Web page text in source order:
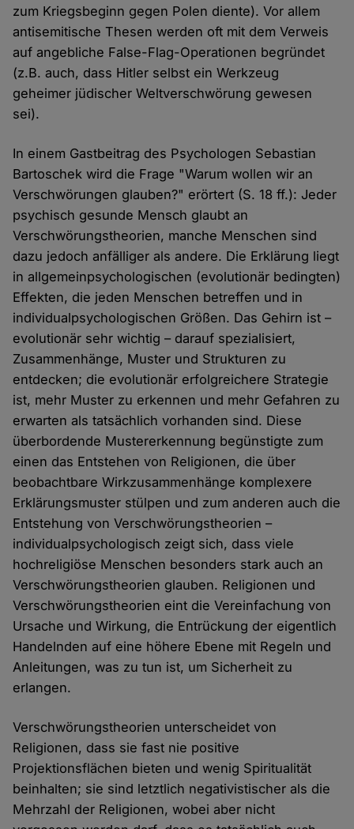
zum Kriegsbeginn gegen Polen diente). Vor allem
antisemitische Thesen werden oft mit dem Verweis
auf angebliche False-Flag-Operationen begründet
(z.B. auch, dass Hitler selbst ein Werkzeug
geheimer jüdischer Weltverschwörung gewesen
sei).
In einem Gastbeitrag des Psychologen Sebastian
Bartoschek wird die Frage "Warum wollen wir an
Verschwörungen glauben?" erörtert (S. 18 ff.): Jeder
psychisch gesunde Mensch glaubt an
Verschwörungstheorien, manche Menschen sind
dazu jedoch anfälliger als andere. Die Erklärung liegt
in allgemeinpsychologischen (evolutionär bedingten)
Effekten, die jeden Menschen betreffen und in
individualpsychologischen Größen. Das Gehirn ist –
evolutionär sehr wichtig – darauf spezialisiert,
Zusammenhänge, Muster und Strukturen zu
entdecken; die evolutionär erfolgreichere Strategie
ist, mehr Muster zu erkennen und mehr Gefahren zu
erwarten als tatsächlich vorhanden sind. Diese
überbordende Mustererkennung begünstigte zum
einen das Entstehen von Religionen, die über
beobachtbare Wirkzusammenhänge komplexere
Erklärungsmuster stülpen und zum anderen auch die
Entstehung von Verschwörungstheorien –
individualpsychologisch zeigt sich, dass viele
hochreligiöse Menschen besonders stark auch an
Verschwörungstheorien glauben. Religionen und
Verschwörungstheorien eint die Vereinfachung von
Ursache und Wirkung, die Entrückung der eigentlich
Handelnden auf eine höhere Ebene mit Regeln und
Anleitungen, was zu tun ist, um Sicherheit zu
erlangen.
Verschwörungstheorien unterscheidet von
Religionen, dass sie fast nie positive
Projektionsflächen bieten und wenig Spiritualität
beinhalten; sie sind letztlich negativistischer als die
Mehrzahl der Religionen, wobei aber nicht